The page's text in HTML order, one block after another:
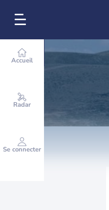
Accueil
Radar
Se connecter